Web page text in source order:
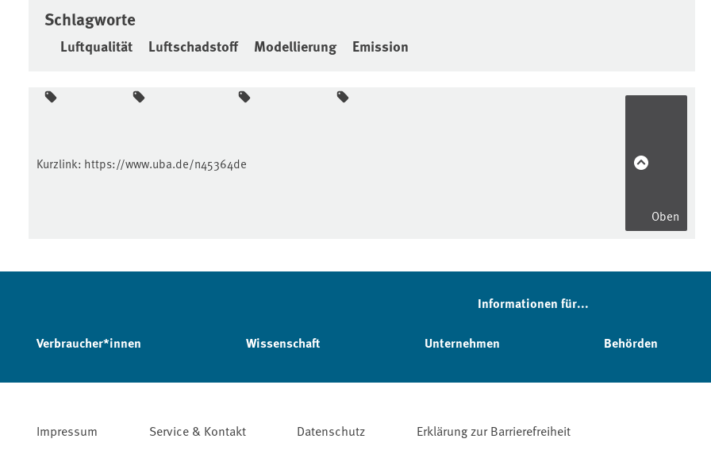
Schlagworte
Luftqualität Luftschadstoff Modellierung Emission
Kurzlink: https://www.uba.de/n45364de
Oben
Informationen für...
Verbraucher*innen Wissenschaft Unternehmen Behörden
Impressum Service & Kontakt Datenschutz Erklärung zur Barrierefreiheit